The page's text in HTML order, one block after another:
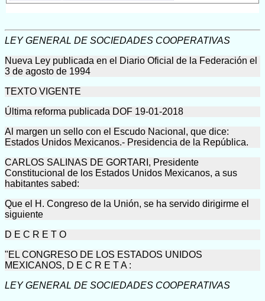
LEY GENERAL DE SOCIEDADES COOPERATIVAS
Nueva Ley publicada en el Diario Oficial de la Federación el
3 de agosto de 1994
TEXTO VIGENTE
Última reforma publicada DOF 19-01-2018
Al margen un sello con el Escudo Nacional, que dice:
Estados Unidos Mexicanos.- Presidencia de la República.
CARLOS SALINAS DE GORTARI, Presidente
Constitucional de los Estados Unidos Mexicanos, a sus
habitantes sabed:
Que el H. Congreso de la Unión, se ha servido dirigirme el
siguiente
D E C R E T O
"EL CONGRESO DE LOS ESTADOS UNIDOS
MEXICANOS, D E C R E T A :
LEY GENERAL DE SOCIEDADES COOPERATIVAS